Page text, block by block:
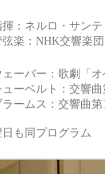
揮：ネルロ・サンテ
楽： NHK交響楽団
ェーバー：歌劇「
ューベルト：交響曲
ラームス：交響曲
日も同プログラム